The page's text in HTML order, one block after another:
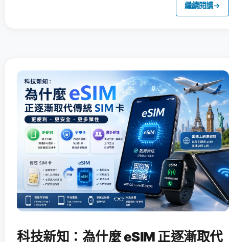
繼續閱讀→
科技新知：為什麼 eSIM 正逐漸取代